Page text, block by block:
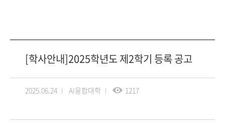
[학사안내]2025학년도 제2학기 등록 공고
2025.06.24 AI융합대학 1217